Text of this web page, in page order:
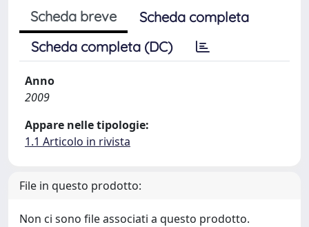
Scheda breve
Scheda completa
Scheda completa (DC)
Anno
2009
Appare nelle tipologie:
1.1 Articolo in rivista
File in questo prodotto:
Non ci sono file associati a questo prodotto.